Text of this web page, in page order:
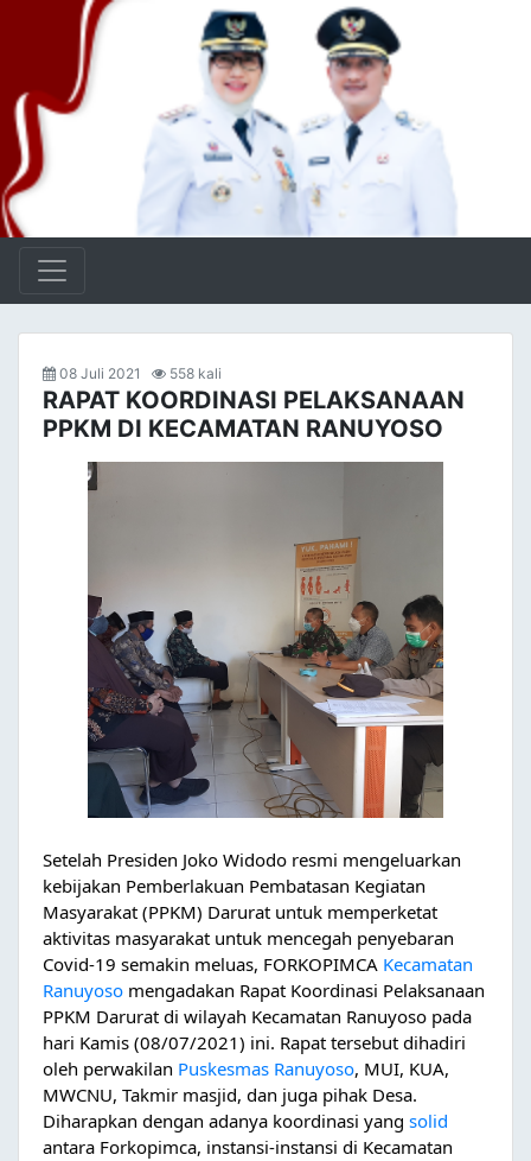
08 Juli 2021 558 kali
RAPAT KOORDINASI PELAKSANAAN
PPKM DI KECAMATAN RANUYOSO
Setelah Presiden Joko Widodo resmi mengeluarkan
kebijakan Pemberlakuan Pembatasan Kegiatan
Masyarakat (PPKM) Darurat untuk memperketat
aktivitas masyarakat untuk mencegah penyebaran
Covid-19 semakin meluas, FORKOPIMCA Kecamatan
Ranuyoso mengadakan Rapat Koordinasi Pelaksanaan
PPKM Darurat di wilayah Kecamatan Ranuyoso pada
hari Kamis (08/07/2021) ini. Rapat tersebut dihadiri
oleh perwakilan Puskesmas Ranuyoso, MUI, KUA,
MWCNU, Takmir masjid, dan juga pihak Desa.
Diharapkan dengan adanya koordinasi yang solid
antara Forkopimca, instansi-instansi di Kecamatan